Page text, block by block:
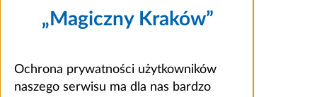
„Magiczny Kraków”
Ochrona prywatności użytkowników
naszego serwisu ma dla nas bardzo